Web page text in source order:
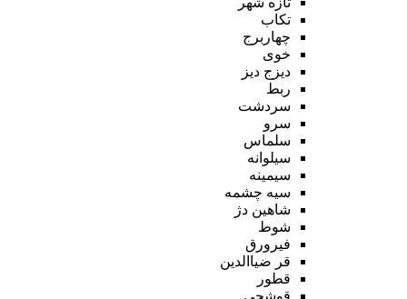
تکاب
چهاربرج
خوی
دیزج دیز
ربط
سردشت
سرو
سلماس
سیلوانه
سیمینه
سیه چشمه
شاهین دژ
شوط
فیرورق
قر ضیاالدین
قطور
قوشچی